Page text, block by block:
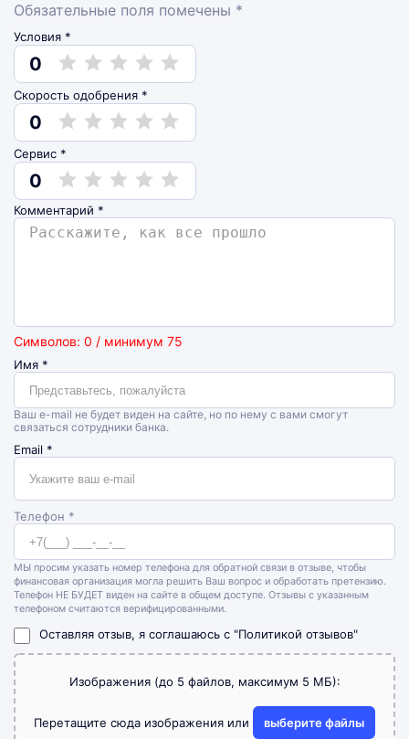
Обязательные поля помечены *
Условия *
0
Скорость одобрения *
0
Сервис *
0
Комментарий *
Символов: 0 / минимум 75
Имя *
Ваш e-mail не будет виден на сайте, но по нему с вами смогут
связаться сотрудники банка.
Email *
Телефон *
МЫ просим указать номер телефона для обратной связи в отзыве, чтобы
финансовая организация могла решить Ваш вопрос и обработать претензию.
Телефон НЕ БУДЕТ виден на сайте в общем доступе. Отзывы с указанным
телефоном считаются верифицированными.
Оставляя отзыв, я соглашаюсь с "Политикой отзывов"
Изображения (до 5 файлов, максимум 5 МБ):
Перетащите сюда изображения или выберите файлы